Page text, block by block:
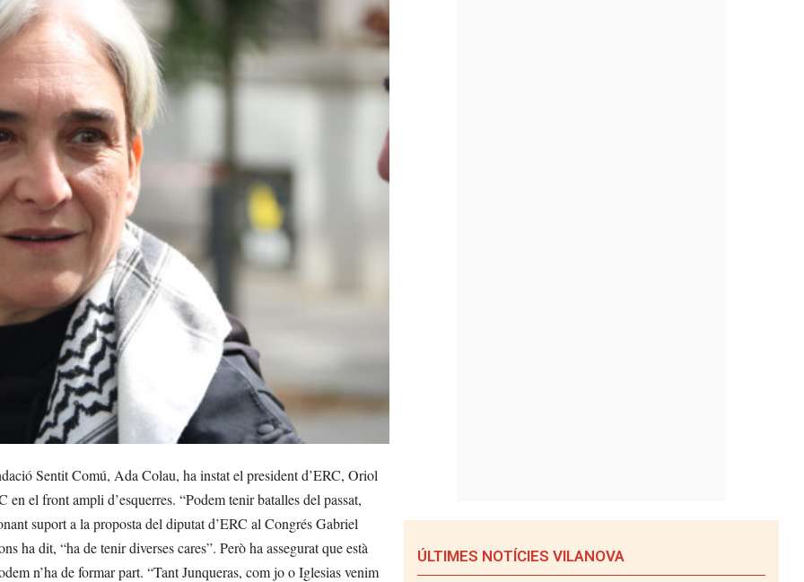
Sentit Comú, Ada Colau, ha instat el president d’ERC, Oriol
el front ampli d’esquerres. “Podem tenir batalles del passat,
suport a la proposta del diputat d’ERC al Congrés Gabriel
ha dit, “ha de tenir diverses cares”. Però ha assegurat que està
n’ha de formar part. “Tant Junqueras, com jo o Iglesias venim
ÚLTIMES NOTÍCIES VILANOVA